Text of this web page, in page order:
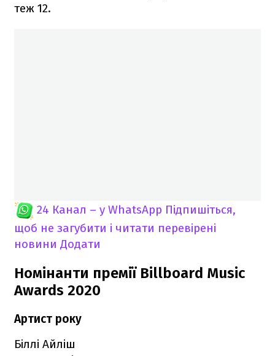
теж 12.
24 Канал – у WhatsApp Підпишіться,
щоб не загубити і читати перевірені
новини Додати
Номінанти премії Billboard Music
Awards 2020
Артист року
Біллі Айліш